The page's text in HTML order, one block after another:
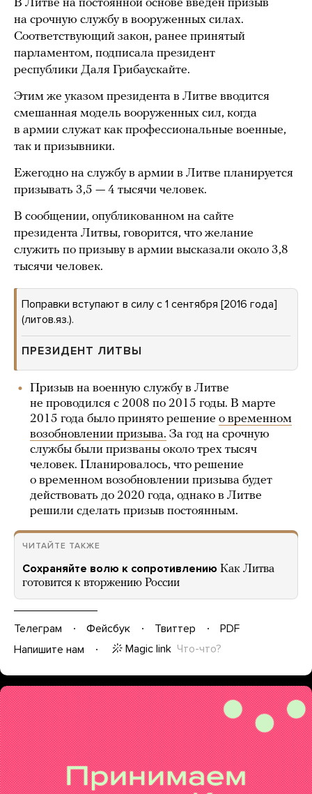
В Литве на постоянной основе введен призыв
на срочную службу в вооруженных силах.
Соответствующий закон, ранее принятый
парламентом, подписала президент
республики Даля Грибаускайте.
Этим же указом президента в Литве вводится
смешанная модель вооруженных сил, когда
в армии служат как профессиональные военные,
так и призывники.
Ежегодно на службу в армии в Литве планируется
призывать 3,5 — 4 тысячи человек.
В сообщении, опубликованном на сайте
президента Литвы, говорится, что желание
служить по призыву в армии высказали около 3,8
тысячи человек.
Поправки вступают в силу с 1 сентября [2016 года]
(литов.яз.).
ПРЕЗИДЕНТ ЛИТВЫ
Призыв на военную службу в Литве
не проводился с 2008 по 2015 годы. В марте
2015 года было принято решение о временном
возобновлении призыва. За год на срочную
службы были призваны около трех тысяч
человек. Планировалось, что решение
о временном возобновлении призыва будет
действовать до 2020 года, однако в Литве
решили сделать призыв постоянным.
ЧИТАЙТЕ ТАКЖЕ
Сохраняйте волю к сопротивлению Как Литва
готовится к вторжению России
Телеграм Фейсбук Твиттер
PDF
Напишите нам
Magic link Что-что?